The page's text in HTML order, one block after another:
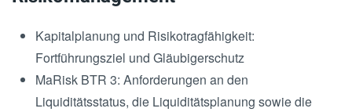
Kapitalplanung und Risikotragfähigkeit:
Fortführungsziel und Gläubigerschutz
MaRisk BTR 3: Anforderungen an den
Liquiditätsstatus, die Liquiditätsplanung sowie die